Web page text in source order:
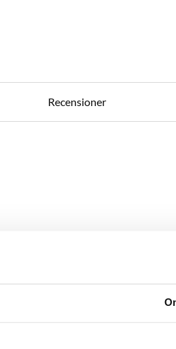
Recensioner